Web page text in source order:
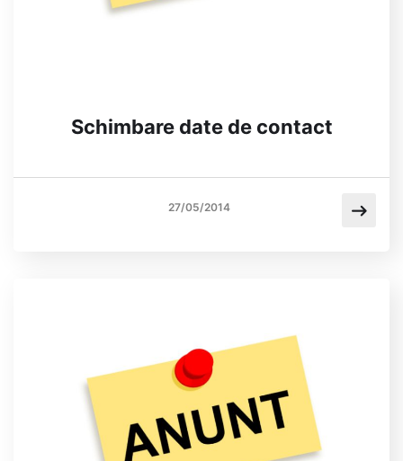
Schimbare date de contact
27/05/2014